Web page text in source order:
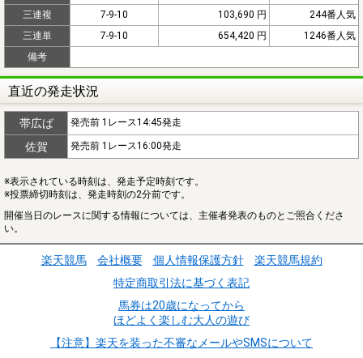
三連複
7-9-10 103,690 円
244番人気
三連単
7-9-10 654,420 円
1246番人気
備考
直近の発走状況
帯広ば 発売前 1レース14:45発走
佐賀 発売前 1レース16:00発走
※表示されている時刻は、発走予定時刻です。
※投票締切時刻は、発走時刻の2分前です。
開催当日のレースに関する情報については、主催者発表のものとご照合くださ
い。
楽天競馬 会社概要 個人情報保護方針
楽天競馬規約
特定商取引法に基づく表記
馬券は20歳になってから
ほどよく楽しむ大人の遊び
【注意】楽天を装った不審なメールやSMSについて